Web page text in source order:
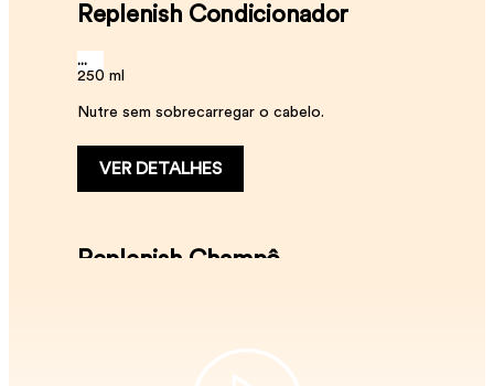
Replenish Condicionador
...
250 ml
Nutre sem sobrecarregar o cabelo.
VER DETALHES
Replenish Champô
Aumenta a suavidade e fortalece a fibra capilar.